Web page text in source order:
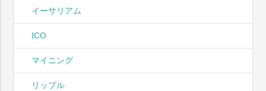
イーサリアム
ICO
マイニング
リップル